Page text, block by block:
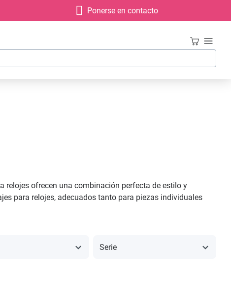
Ponerse en contacto
relojes ofrecen una combinación perfecta de estilo y
para relojes, adecuados tanto para piezas individuales
Serie